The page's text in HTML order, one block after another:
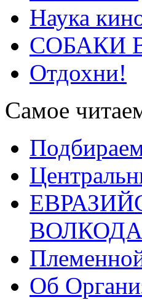
Наука
СОБАКИ
Отдохни!
Самое
Об